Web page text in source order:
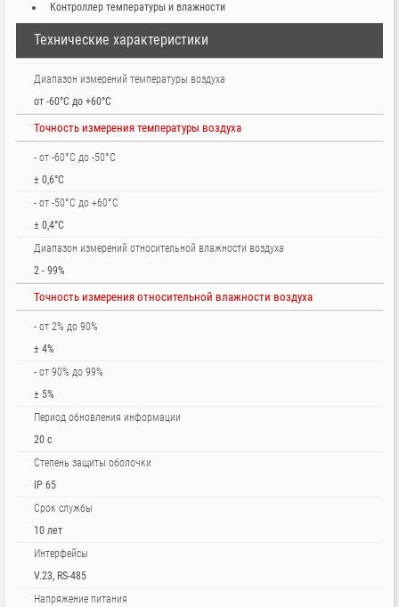
Контроллер температуры и влажности
Технические характеристики
Диапазон измерений температуры воздуха
от -60°С до +60°С
Точность измерения температуры воздуха
- от -60°С до -50°С
± 0,6°С
- от -50°С до +60°С
± 0,4°С
Диапазон измерений относительной влажности воздуха
2 - 99%
Точность измерения относительной влажности воздуха
- от 2% до 90%
± 4%
- от 90% до 99%
± 5%
Период обновления информации
20 с
Степень защиты оболочки
IP 65
Срок службы
10 лет
Интерфейсы
V.23, RS-485
Напряжение питания